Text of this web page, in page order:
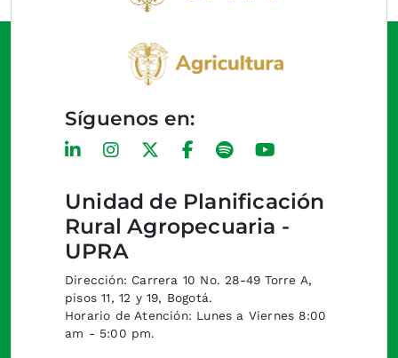
Unidad de Planificación
Rural Agropecuaria -
UPRA
Dirección: Carrera 10 No. 28-49 Torre A,
pisos 11, 12 y 19, Bogotá.
Horario de Atención: Lunes a Viernes 8:00
am - 5:00 pm.
Síguenos en: